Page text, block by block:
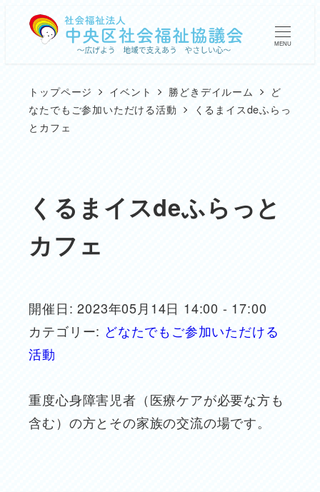
MENU
トップページ イベント 勝どきデイルーム
ど
なたでもご参加いただける活動
くるまイスdeふらっ
とカフェ
くるまイスdeふらっと
カフェ
開催日: 2023年05月14日 14:00 - 17:00
カテゴリー: どなたでもご参加いただける
活動
重度心身障害児者（医療ケアが必要な方も
含む）の方とその家族の交流の場です。